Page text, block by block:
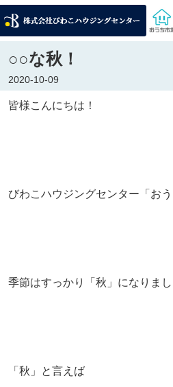
○○な秋！
2020-10-09
皆様こんにちは！
びわこハウジングセンター「お
季節はすっかり「秋」になりま
「秋」と言えば